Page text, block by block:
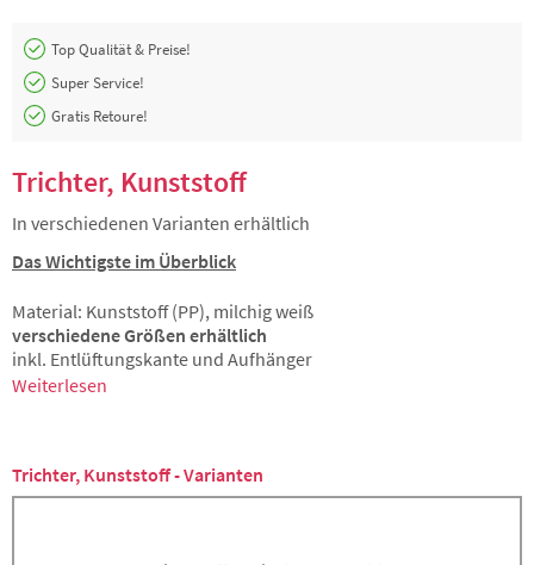
Top Qualität & Preise!
Super Service!
Gratis Retoure!
Trichter, Kunststoff
In verschiedenen Varianten erhältlich
Das Wichtigste im Überblick
Material: Kunststoff (PP), milchig weiß
verschiedene Größen erhältlich
inkl. Entlüftungskante und Aufhänger
Weiterlesen
Trichter, Kunststoff - Varianten